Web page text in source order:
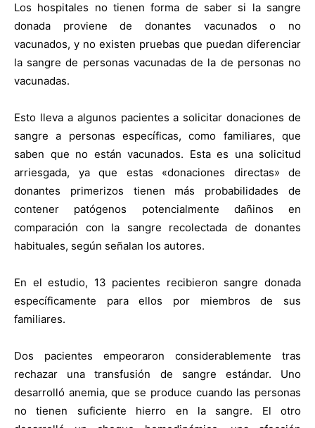
Los hospitales no tienen forma de saber si la sangre
donada proviene de donantes vacunados o no
vacunados, y no existen pruebas que puedan diferenciar
la sangre de personas vacunadas de la de personas no
vacunadas.
Esto lleva a algunos pacientes a solicitar donaciones de
sangre a personas específicas, como familiares, que
saben que no están vacunados. Esta es una solicitud
arriesgada, ya que estas «donaciones directas» de
donantes primerizos tienen más probabilidades de
contener patógenos potencialmente dañinos en
comparación con la sangre recolectada de donantes
habituales, según señalan los autores.
En el estudio, 13 pacientes recibieron sangre donada
específicamente para ellos por miembros de sus
familiares.
Dos pacientes empeoraron considerablemente tras
rechazar una transfusión de sangre estándar. Uno
desarrolló anemia, que se produce cuando las personas
no tienen suficiente hierro en la sangre. El otro